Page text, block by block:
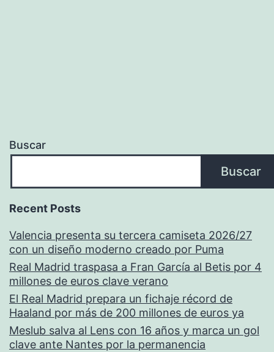
Buscar
Buscar
Recent Posts
Valencia presenta su tercera camiseta 2026/27
con un diseño moderno creado por Puma
Real Madrid traspasa a Fran García al Betis por 4
millones de euros clave verano
El Real Madrid prepara un fichaje récord de
Haaland por más de 200 millones de euros ya
Meslub salva al Lens con 16 años y marca un gol
clave ante Nantes por la permanencia